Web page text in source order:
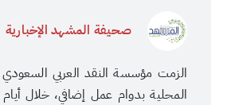
صحيفة المشهد الإخبارية
الزمت مؤسسة النقد العربي
المحلية بدوام عمل إضافي، خلال